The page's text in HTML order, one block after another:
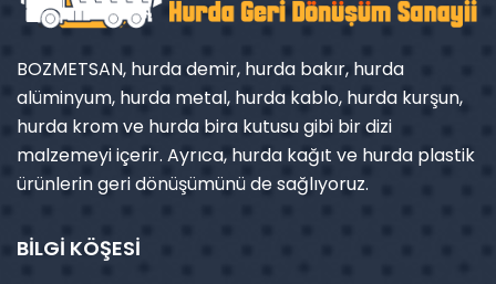
BOZMETSAN, hurda demir, hurda bakır, hurda
alüminyum, hurda metal, hurda kablo, hurda kurşun,
hurda krom ve hurda bira kutusu gibi bir dizi
malzemeyi içerir. Ayrıca, hurda kağıt ve hurda plastik
ürünlerin geri dönüşümünü de sağlıyoruz.
BİLGİ KÖŞESİ